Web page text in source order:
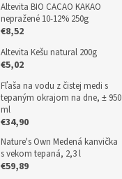
Altevita BIO CACAO KAKAO
nepražené 10-12% 250g
€8,52
Altevita Kešu natural 200g
€5,02
Fľaša na vodu z čistej medi s
tepaným okrajom na dne, ± 950
ml
€34,90
Nature's Own Medená kanvička
s vekom tepaná, 2,3 l
€59,89